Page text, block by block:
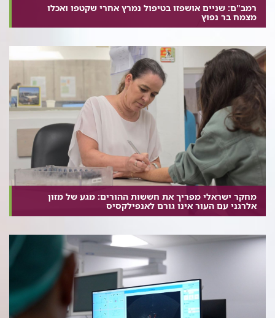
רמב"ם: שניים אושפזו בטיפול נמרץ אחרי שקטפו ואכלו
מצמח בר נפוץ
מחקר ישראלי מפריך את חששות ההורים: מגע של מזון
אלרגני עם העור אינו גורם לאנפילקסיס